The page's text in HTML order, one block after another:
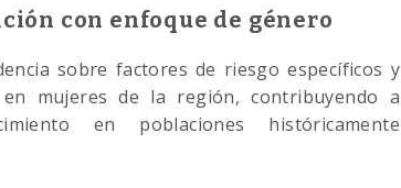
con enfoque de género
sobre factores de riesgo específicos y
en mujeres de la región, contribuyendo a
en poblaciones históricamente